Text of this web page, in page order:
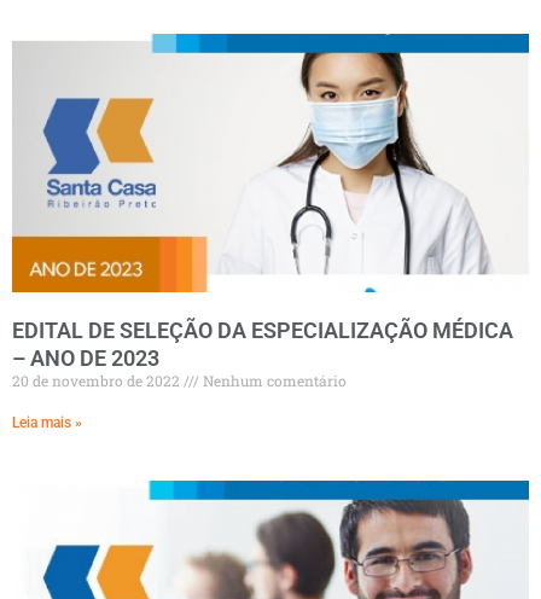
EDITAL DE SELEÇÃO DA ESPECIALIZAÇÃO MÉDICA
– ANO DE 2023
20 de novembro de 2022 Nenhum comentário
Leia mais »